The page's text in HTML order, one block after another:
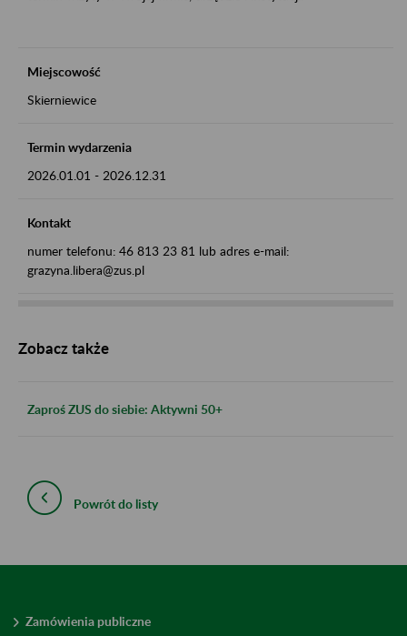
Miejscowość
Skierniewice
Termin wydarzenia
2026.01.01 - 2026.12.31
Kontakt
numer telefonu: 46 813 23 81 lub adres e-mail:
grazyna.libera@zus.pl
Zobacz także
Zaproś ZUS do siebie: Aktywni 50+
Powrót do listy
Zamówienia publiczne